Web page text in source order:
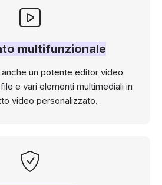
multifunzionale
un potente editor video
e vari elementi multimediali in
video personalizzato.